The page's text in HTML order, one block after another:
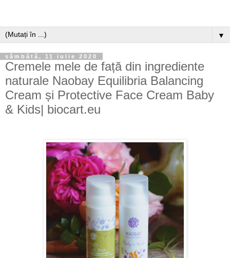
▼
sâmbătă, 11 iulie 2020
Cremele mele de față din ingrediente
naturale Naobay Equilibria Balancing
Cream și Protective Face Cream Baby
& Kids| biocart.eu